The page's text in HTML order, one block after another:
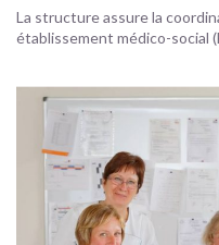
La structure assure la
établissement médico-social